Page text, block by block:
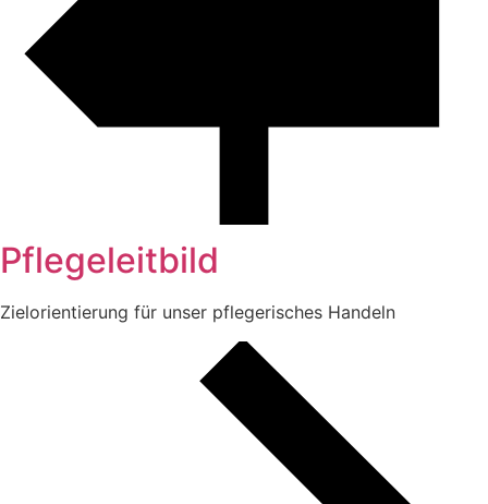
Pflegeleitbild
Zielorientierung für unser pflegerisches Handeln